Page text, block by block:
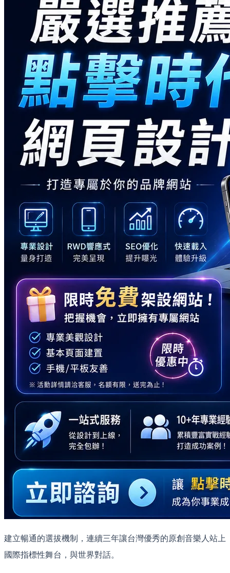
建立暢通的選拔機制，連續三年讓台灣優秀的原創音樂人站上
國際指標性舞台，與世界對話。